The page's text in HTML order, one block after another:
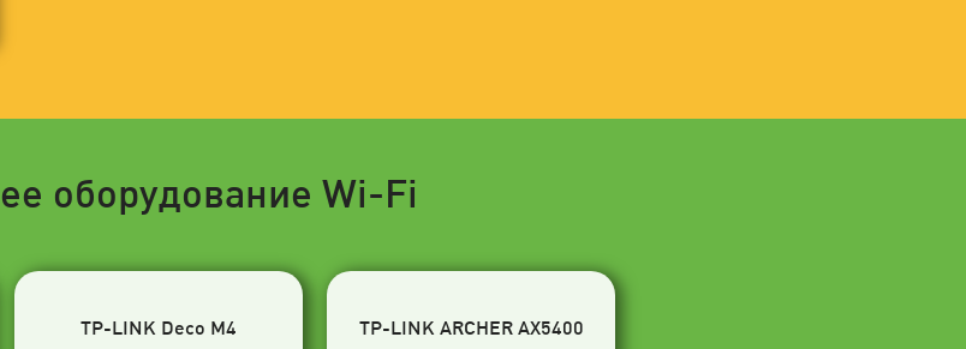
оборудование Wi-Fi
TP-LINK Deco M4 TP-LINK ARCHER AX5400